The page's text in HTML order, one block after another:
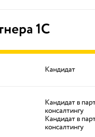
1С
Кандидат
Кандидат в
консалтингу
Кандидат в
консалтингу